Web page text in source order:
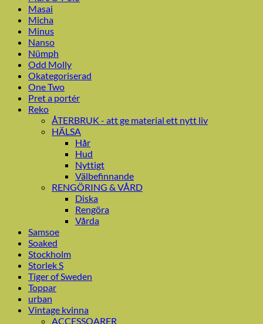
Masai
Micha
Minus
Nanso
Nümph
Odd Molly
Okategoriserad
One Two
Pret a portér
Reko
ÅTERBRUK - att ge material ett nytt liv
HÄLSA
Hår
Hud
Nyttigt
Välbefinnande
RENGÖRING & VÅRD
Diska
Rengöra
Vårda
Samsoe
Soaked
Stockholm
Storlek S
Tiger of Sweden
Toppar
urban
Vintage kvinna
ACCESSOARER